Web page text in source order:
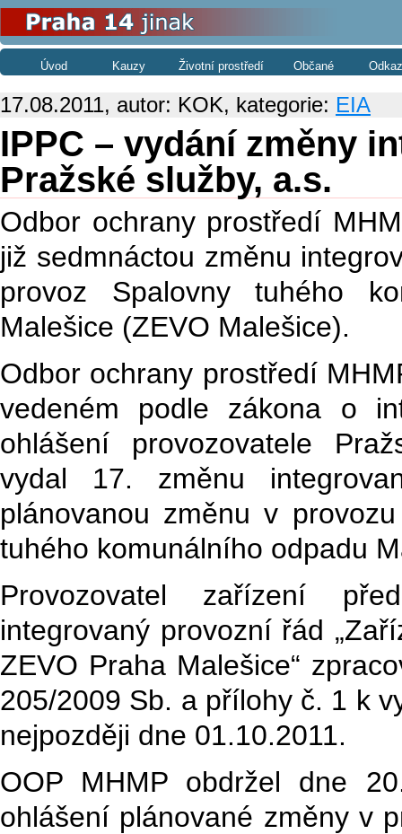
Úvod Kauzy Životní prostředí Občané
17.08.2011, autor: KOK, kategorie: EIA
IPPC – vydání změny
Pražské služby, a.s.
Odbor ochrany prostředí
již sedmnáctou změnu
provoz Spalovny tuhého
Malešice (ZEVO Malešice).
Odbor ochrany prostředí
vedeném podle zákona o
ohlášení provozovatele
vydal 17. změnu
plánovanou změnu v
tuhého komunálního odpadu
Provozovatel zařízení
integrovaný provozní řád
ZEVO Praha Malešice“
205/2009 Sb. a přílohy č. 1 k
nejpozději dne 01.10.2011.
OOP MHMP obdržel dne
ohlášení plánované změny v